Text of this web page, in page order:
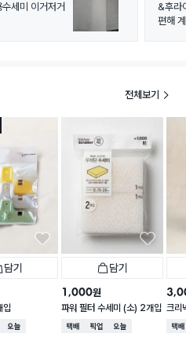
&후라
편해
전체보기
담기
입
업오늘배송
담기
1,000원
파워 필터 수세미 (소) 2개입
택배배송매장픽업오늘배송
크리
주
택배